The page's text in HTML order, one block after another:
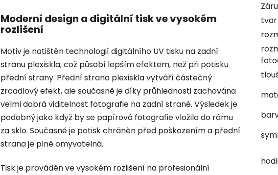
Moderní design a digitální tisk ve vysokém
rozlišení
Motiv je natištěn technologií digitálního UV tisku na zadní
stranu plexiskla, což působí lepším efektem, než při potisku
přední strany. Přední strana plexiskla vytváří částečný
zrcadlový efekt, ale současně je díky průhlednosti zachována
velmi dobrá viditelnost fotografie na zadní straně. Výsledek je
podobný jako když by se papírová fotografie vložila do rámu
za sklo. Současně je potisk chráněn před poškozením a přední
strana je plně omyvatelná.
Tisk je prováděn ve vysokém rozlišení na profesionální
tvar